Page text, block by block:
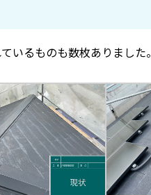
いるものも数枚ありました。